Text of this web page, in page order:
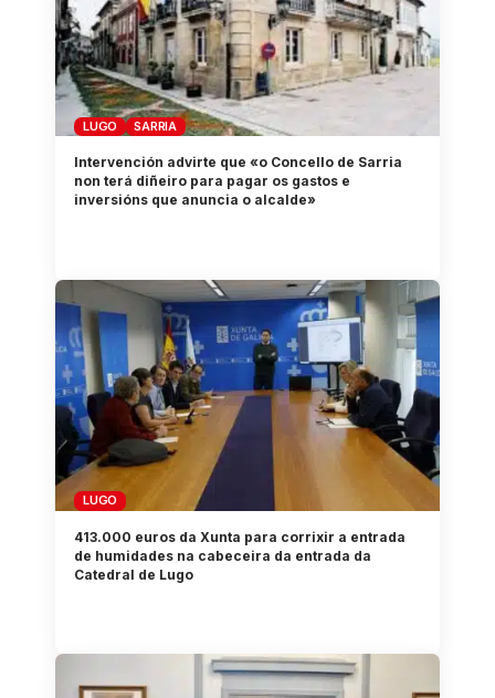
LUGO SARRIA
Intervención advirte que «o Concello de Sarria
non terá diñeiro para pagar os gastos e
inversións que anuncia o alcalde»
LUGO
413.000 euros da Xunta para corrixir a entrada
de humidades na cabeceira da entrada da
Catedral de Lugo